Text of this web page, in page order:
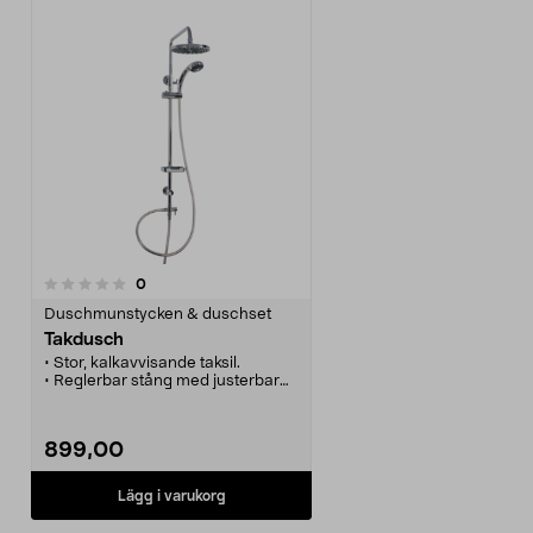
0recensioner
Duschmunstycken & duschset
Takdusch
• Stor, kalkavvisande taksil.
• Reglerbar stång med justerbar
enkel inkoppling till
duschblandare.
• Hylla. Finns i flera färger.
899,00
Lägg i varukorg